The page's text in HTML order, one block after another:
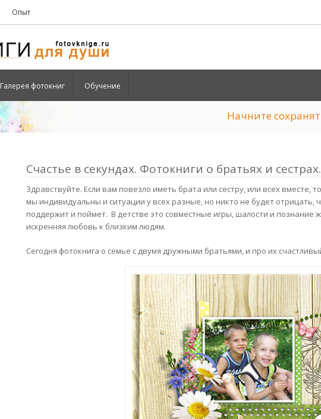
Опыт
Галерея фотокниг Обучение
Начните
Счастье в секундах. Фотокниги о братьях и сестрах.
Здравствуйте. Если вам повезло иметь брата или сестру, или всех вместе,
мы индивидуальны и ситуации у всех разные, но никто не будет отрицать,
поддержит и поймет. В детстве это совместные игры, шалости и
искренняя любовь к близким людям.
Сегодня фотокнига о семье c двумя дружными братьями, и про их